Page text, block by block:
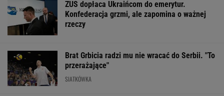
Cały świat widział, jak Switolina potraktowała
rywalkę po meczu
Sandały Keen to synonim wakacyjnego
komfortu - teraz tańsze o niemal 100 zł
OFERTY AVANTI24